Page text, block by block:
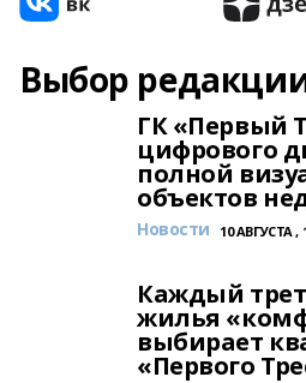
Выбор
ГК «Первый
цифрового
полной
объектов
Новости 10 АВГУСТА ,
Каждый
жилья
выбирает
«Первого